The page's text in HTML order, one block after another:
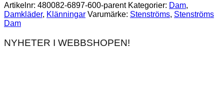
Artikelnr: 480082-6897-600-parent Kategorier: Dam,
Damkläder, Klänningar Varumärke: Stenströms, Stenströms
Dam
NYHETER I WEBBSHOPEN!